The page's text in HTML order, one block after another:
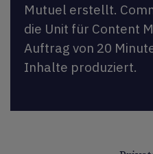
Mutuel erstellt.
die Unit für Content
Auftrag von 20
Inhalte produziert.